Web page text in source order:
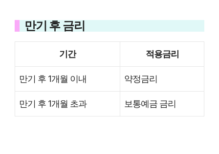
만기 후 금리
기간 적용금리
만기 후 1개월 이내 약정금리
만기 후 1개월 초과 보통예금 금리